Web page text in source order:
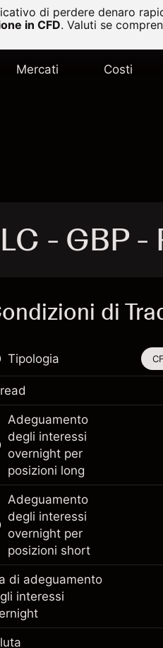
di perdere denaro
in CFD. Valuti se
Mercati Costi
- GBP -
di
Tipologia
Questo strumento
il trading di CFD e knock-out.
Scopri di più su:
CFD
Knock-out
Adeguamento
degli interessi
overnight per
posizioni long
Margine. Il tuo
investimento
Adeguamento
degli interessi
overnight per
posizioni short
di adeguamento
interessi